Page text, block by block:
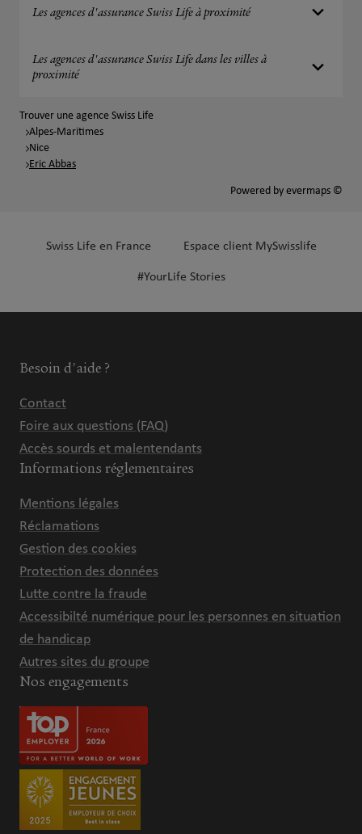
Les agences d'assurance Swiss Life à proximité
Les agences d'assurance Swiss Life dans les villes à
proximité
Trouver une agence Swiss Life
Alpes-Maritimes
Nice
Eric Abbas
Powered by evermaps ©
Swiss Life en France Espace client MySwisslife
#YourLife Stories
Besoin d'aide ?
Contact
Foire aux questions (FAQ)
Accès sourds et malentendants
Informations réglementaires
Mentions légales
Réclamations
Gestion des cookies
Protection des données
Lutte contre la fraude
Accessibilté numérique pour les personnes en situation
de handicap
Autres sites du groupe
Nos engagements